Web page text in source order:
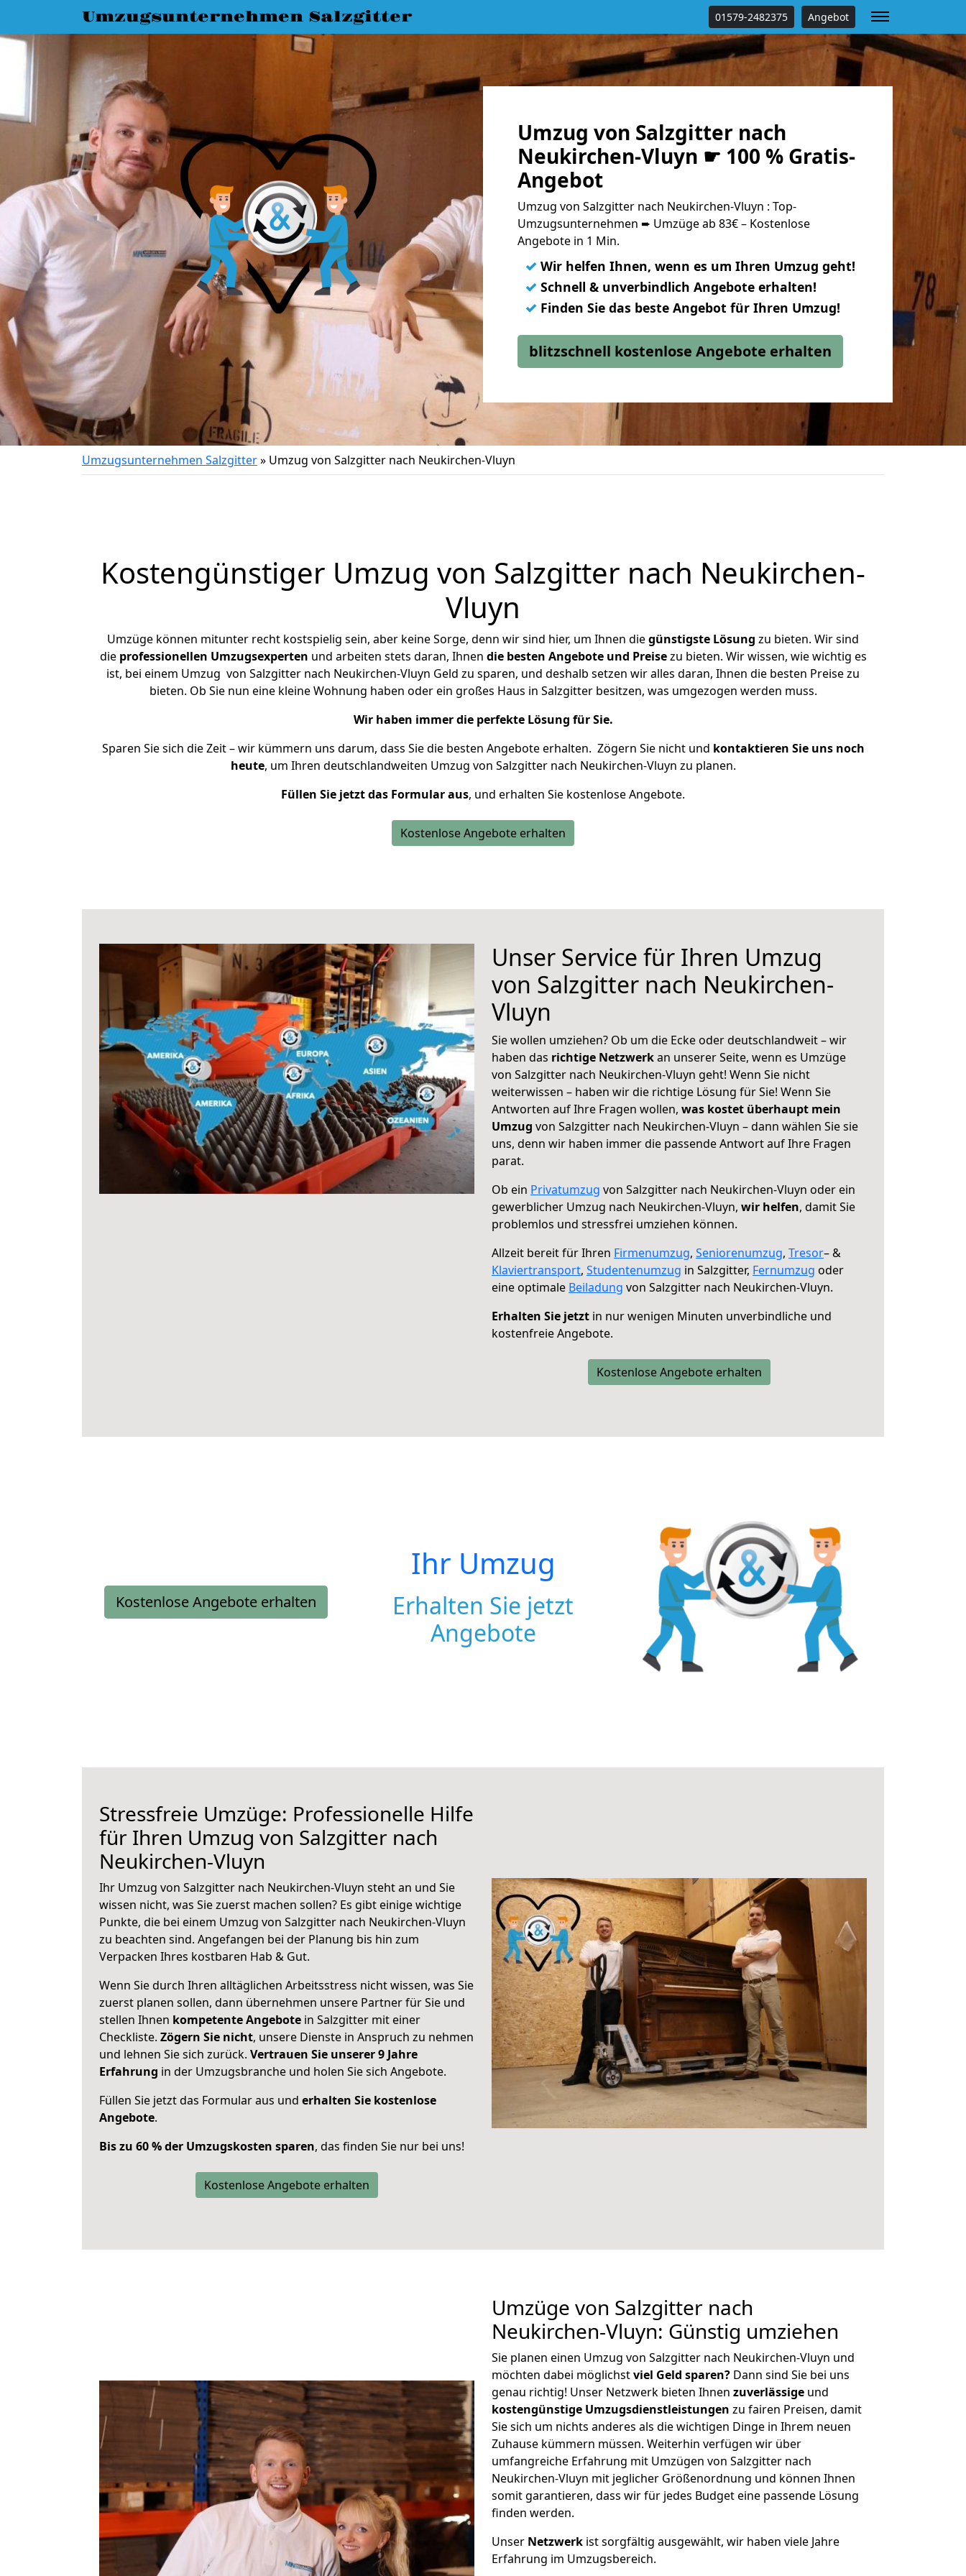
Umzugsunternehmen Salzgitter 01579-2482375 Angebot
Umzug von Salzgitter nach
Neukirchen-Vluyn ☛ 100 % Gratis-
Angebot
Umzug von Salzgitter nach Neukirchen-Vluyn : Top-
Umzugsunternehmen ➨ Umzüge ab 83€ – Kostenlose
Angebote in 1 Min.
✓ Wir helfen Ihnen, wenn es um Ihren Umzug geht!
✓ Schnell & unverbindlich Angebote erhalten!
✓ Finden Sie das beste Angebot für Ihren Umzug!
blitzschnell kostenlose Angebote erhalten
Umzugsunternehmen Salzgitter» Umzug von Salzgitter nach Neukirchen-Vluyn
Kostengünstiger Umzug von Salzgitter nach Neukirchen-
Vluyn
Umzüge können mitunter recht kostspielig sein, aber keine Sorge, denn wir sind hier, um Ihnen diegünstigste Lösung zu bieten. Wir sind
die professionellen Umzugsexperten und arbeiten stets daran, Ihnen die besten Angebote und Preisezu bieten. Wir wissen, wie wichtig es
ist, bei einem Umzug von Salzgitter nach Neukirchen-Vluyn Geld zu sparen, und deshalb setzen wir alles daran, Ihnen die besten Preise zu
bieten. Ob Sie nun eine kleine Wohnung haben oder ein großes Haus in Salzgitter besitzen, was umgezogen werden muss.
Wir haben immer die perfekte Lösung für Sie.
Sparen Sie sich die Zeit – wir kümmern uns darum, dass Sie die besten Angebote erhalten. Zögern Sie nicht und kontaktieren Sie uns noch
heute, um Ihren deutschlandweiten Umzug von Salzgitter nach Neukirchen-Vluyn zu planen.
Füllen Sie jetzt das Formular aus, und erhalten Sie kostenlose Angebote.
Kostenlose Angebote erhalten
Unser Service für Ihren Umzug
von Salzgitter nach Neukirchen-
Vluyn
Sie wollen umziehen? Ob um die Ecke oder deutschlandweit – wir
haben das richtige Netzwerkan unserer Seite, wenn es Umzüge
von Salzgitter nach Neukirchen-Vluyn geht! Wenn Sie nicht
weiterwissen – haben wir die richtige Lösung für Sie! Wenn Sie
Antworten auf Ihre Fragen wollen, was kostet überhaupt mein
Umzug von Salzgitter nach Neukirchen-Vluyn – dann wählen Sie sie
uns, denn wir haben immer die passende Antwort auf Ihre Fragen
parat.
Ob ein Privatumzug von Salzgitter nach Neukirchen-Vluyn oder ein
gewerblicher Umzug nach Neukirchen-Vluyn, wir helfen, damit Sie
problemlos und stressfrei umziehen können.
Allzeit bereit für Ihren Firmenumzug, Seniorenumzug, Tresor– &
Klaviertransport, Studentenumzug in Salzgitter, Fernumzug oder
eine optimale Beiladung von Salzgitter nach Neukirchen-Vluyn.
Erhalten Sie jetzt in nur wenigen Minuten unverbindliche und
kostenfreie Angebote.
Kostenlose Angebote erhalten
Kostenlose Angebote erhalten
Ihr Umzug
Erhalten Sie jetzt
Angebote
Stressfreie Umzüge: Professionelle Hilfe
für Ihren Umzug von Salzgitter nach
Neukirchen-Vluyn
Ihr Umzug von Salzgitter nach Neukirchen-Vluyn steht an und Sie
wissen nicht, was Sie zuerst machen sollen? Es gibt einige wichtige
Punkte, die bei einem Umzug von Salzgitter nach Neukirchen-Vluyn
zu beachten sind. Angefangen bei der Planung bis hin zum
Verpacken Ihres kostbaren Hab & Gut.
Wenn Sie durch Ihren alltäglichen Arbeitsstress nicht wissen, was Sie
zuerst planen sollen, dann übernehmen unsere Partner für Sie und
stellen Ihnen kompetente Angebote in Salzgitter mit einer
Checkliste. Zögern Sie nicht, unsere Dienste in Anspruch zu nehmen
und lehnen Sie sich zurück. Vertrauen Sie unserer 9 Jahre
Erfahrung in der Umzugsbranche und holen Sie sich Angebote.
Füllen Sie jetzt das Formular aus und erhalten Sie kostenlose
Angebote.
Bis zu 60 % der Umzugskosten sparen, das finden Sie nur bei uns!
Kostenlose Angebote erhalten
Umzüge von Salzgitter nach
Neukirchen-Vluyn: Günstig umziehen
Sie planen einen Umzug von Salzgitter nach Neukirchen-Vluyn und
möchten dabei möglichstviel Geld sparen? Dann sind Sie bei uns
genau richtig! Unser Netzwerk bieten Ihnen zuverlässige und
kostengünstige Umzugsdienstleistungen zu fairen Preisen, damit
Sie sich um nichts anderes als die wichtigen Dinge in Ihrem neuen
Zuhause kümmern müssen. Weiterhin verfügen wir über
umfangreiche Erfahrung mit Umzügen von Salzgitter nach
Neukirchen-Vluyn mit jeglicher Größenordnung und können Ihnen
somit garantieren, dass wir für jedes Budget eine passende Lösung
finden werden.
Unser Netzwerk ist sorgfältig ausgewählt, wir haben viele Jahre
Erfahrung im Umzugsbereich.